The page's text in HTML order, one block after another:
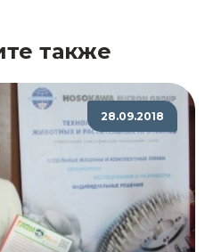
также
28.09.2018